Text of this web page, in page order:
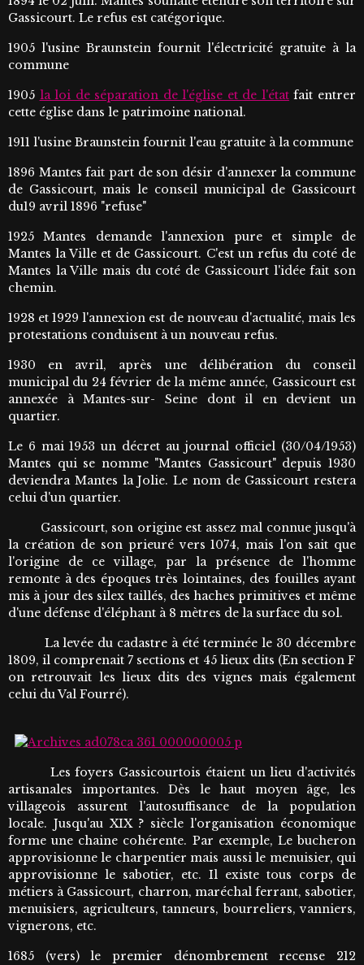
Gassicourt. Le refus est catégorique.
1905 l'usine Braunstein fournit l'électricité gratuite à la
commune
1905 la loi de séparation de l'église et de l'étatfait entrer
cette église dans le patrimoine national.
1911 l'usine Braunstein fournit l'eau gratuite à la commune
1896 Mantes fait part de son désir d'annexer la commune
de Gassicourt, mais le conseil municipal de Gassicourt
du19 avril 1896 "refuse"
1925 Mantes demande l'annexion pure et simple de
Mantes la Ville et de Gassicourt. C'est un refus du coté de
Mantes la Ville mais du coté de Gassicourt l'idée fait son
chemin.
1928 et 1929 l'annexion est de nouveau d'actualité, mais les
protestations conduisent à un nouveau refus.
1930 en avril, après une délibération du conseil
municipal du 24 février de la même année, Gassicourt est
annexée à Mantes-sur- Seine dont il en devient un
quartier.
Le 6 mai 1953 un décret au journal officiel (30/04/1953)
Mantes qui se nomme "Mantes Gassicourt" depuis 1930
deviendra Mantes la Jolie. Le nom de Gassicourt restera
celui d'un quartier.
Gassicourt, son origine est assez mal connue jusqu'à
la création de son prieuré vers 1074, mais l'on sait que
l'origine de ce village, par la présence de l'homme
remonte à des époques très lointaines, des fouilles ayant
mis à jour des silex taillés, des haches primitives et même
d'une défense d'éléphant à 8 mètres de la surface du sol.
La levée du cadastre à été terminée le 30 décembre
1809, il comprenait 7 sections et 45 lieux dits (En section F
on retrouvait les lieux dits des vignes mais également
celui du Val Fourré).
Les foyers Gassicourtois étaient un lieu d'activités
artisanales importantes. Dès le haut moyen âge, les
villageois assurent l'autosuffisance de la population
locale. Jusqu'au XIX ? siècle l'organisation économique
forme une chaine cohérente. Par exemple, Le bucheron
approvisionne le charpentier mais aussi le menuisier, qui
approvisionne le sabotier, etc. Il existe tous corps de
métiers à Gassicourt, charron, maréchal ferrant, sabotier,
menuisiers, agriculteurs, tanneurs, bourreliers, vanniers,
vignerons, etc.
1685 (vers) le premier dénombrement recense 212